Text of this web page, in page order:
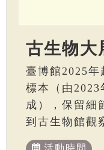
古生物大
臺博館2025年
標本（由2023
成），保留細
到古生物館觀